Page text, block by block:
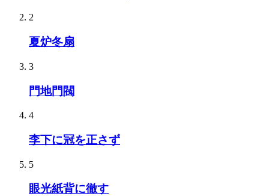
2
夏炉冬扇
3
門地門閥
4
李下に冠を正さず
5
眼光紙背に徹す